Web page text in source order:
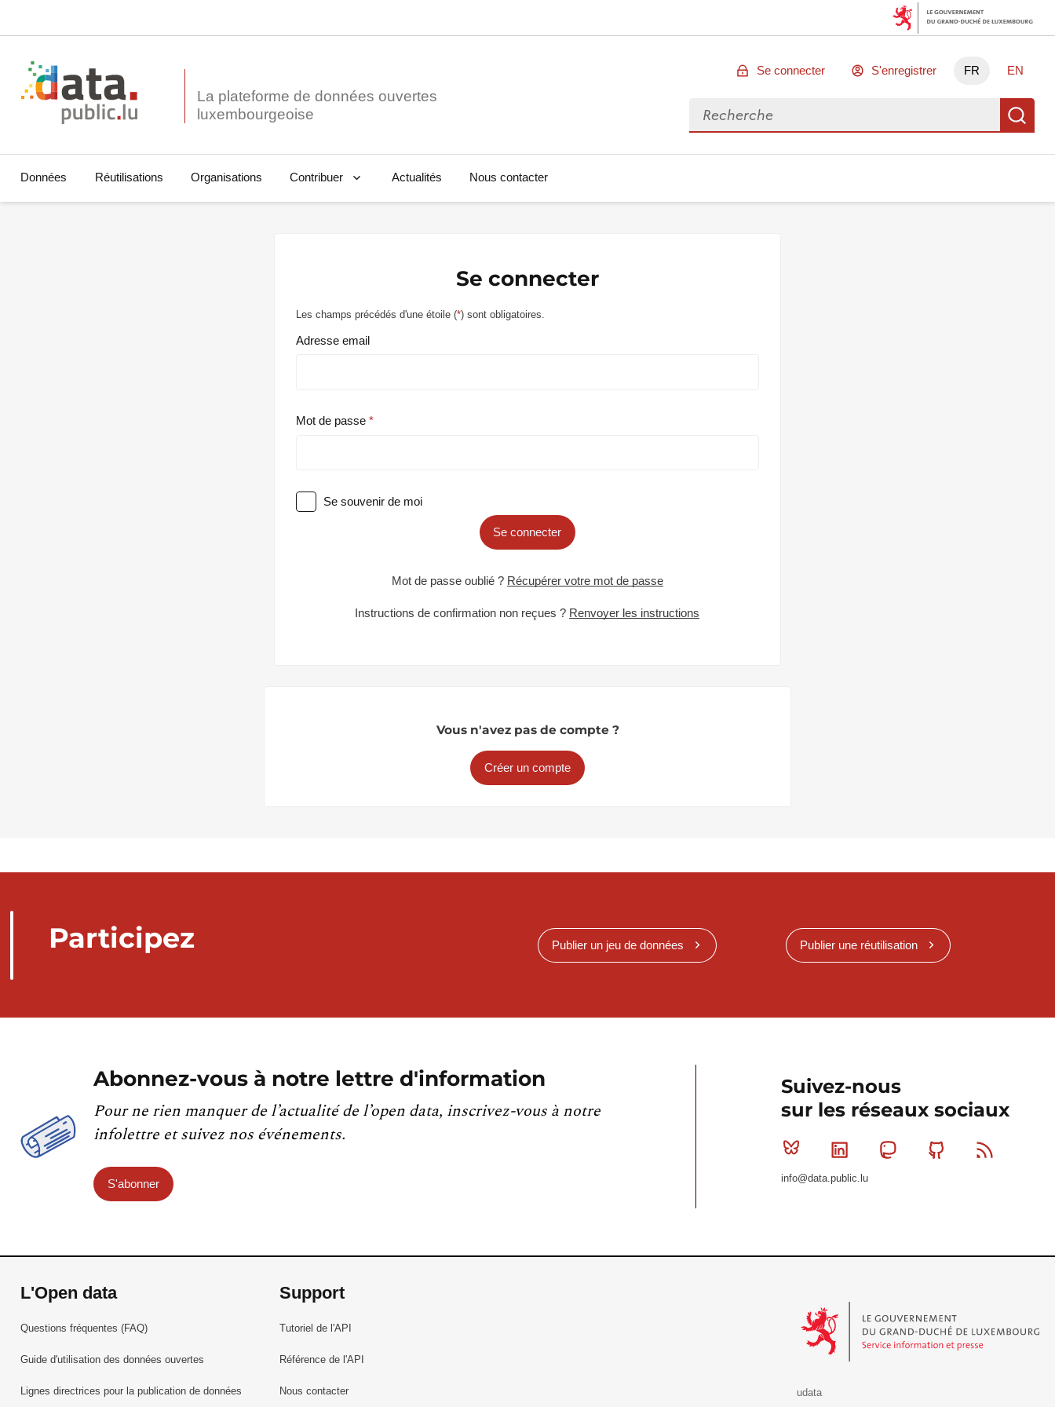
La plateforme de données ouvertes
Se connecter S'enregistrer FR EN
Rechercher des données
Données Réutilisations Organisations Contribuer Actualités Nous contacter
Se connecter
Les champs précédés d'une étoile (*) sont obligatoires.
Adresse email
Mot de passe
Se souvenir de moi
Se connecter
Mot de passe oublié ? Récupérer votre mot de passe
Instructions de confirmation non reçues ? Renvoyer les instructions
Vous n'avez pas de compte ?
Créer un compte
Participez Publier un jeu de données Publier une réutilisation
Abonnez-vous à notre lettre d'information
Pour ne rien manquer de l’actualité de l’open data, inscrivez-vous à notre
infolettre et suivez nos événements.
S'abonner
Suivez-nous
sur les réseaux sociaux
Bluesky Linkedin MastodonGithub
info@data.public.lu
L'Open data
Questions fréquentes (FAQ)
Guide d'utilisation des données ouvertes
Lignes directrices pour la publication de données
Support
Tutoriel de l'API
Référence de l'API
Nous contacter
udata